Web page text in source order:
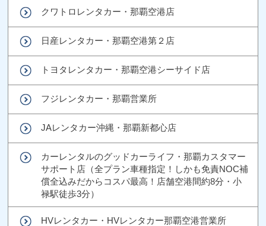
クワトロレンタカー・那覇空港店
日産レンタカー・那覇空港第２店
トヨタレンタカー・那覇空港シーサイド店
フジレンタカー・那覇営業所
JAレンタカー沖縄・那覇新都心店
カーレンタルのグッドカーライフ・那覇カスタマー
サポート店（全プラン車種指定！しかも免責NOC補
償全込みだからコスパ最高！店舗空港間約8分・小
禄駅徒歩3分）
HVレンタカー・HVレンタカー那覇空港営業所